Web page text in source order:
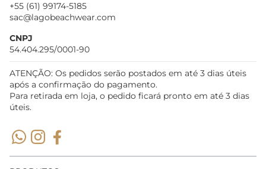
+55 (61) 99174-5185
sac@lagobeachwear.com
CNPJ
54.404.295/0001-90
ATENÇÃO: Os pedidos serão postados em até 3 dias úteis
após a confirmação do pagamento.
Para retirada em loja, o pedido ficará pronto em até 3 dias
úteis.